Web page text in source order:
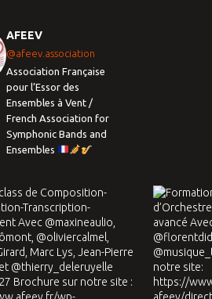
AFEEV
@afeev.association
Association Française
pour l’Essor des
Ensembles à Vent /
French Association for
Symphonic Bands and
Ensembles